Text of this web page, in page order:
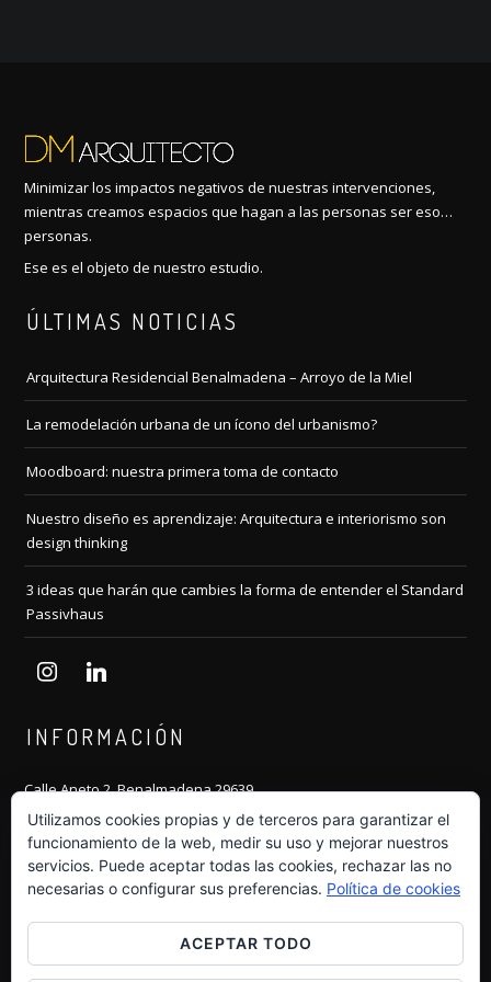
Minimizar los impactos negativos de nuestras intervenciones,
mientras creamos espacios que hagan a las personas ser eso…
personas.
Ese es el objeto de nuestro estudio.
ÚLTIMAS NOTICIAS
Arquitectura Residencial Benalmadena – Arroyo de la Miel
La remodelación urbana de un ícono del urbanismo?
Moodboard: nuestra primera toma de contacto
Nuestro diseño es aprendizaje: Arquitectura e interiorismo son
design thinking
3 ideas que harán que cambies la forma de entender el Standard
Passivhaus
instagramlinkedin
INFORMACIÓN
Calle Aneto 2, Benalmadena 29639
Costa del Sol
Tlf:+34 607 607 264
Email:hola@dm-arquitecto.es
https://dm-arquitecto.es
Utilizamos cookies propias y de terceros para garantizar el
funcionamiento de la web, medir su uso y mejorar nuestros
servicios. Puede aceptar todas las cookies, rechazar las no
necesarias o configurar sus preferencias. Política de cookies
ACEPTAR TODO